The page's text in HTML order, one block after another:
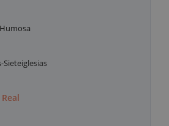
Sieteiglesias